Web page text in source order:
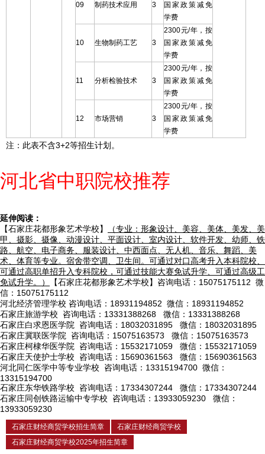
09 制药技术应用 3
国家政策减免
学费
10 生物制药工艺 3
2300元/年，按
国家政策减免
学费
11 分析检验技术 3
2300元/年，按
国家政策减免
学费
12 市场营销 3
2300元/年，按
国家政策减免
学费
注：此表不含3+2等招生计划。
河北省中职院校推荐
延伸阅读：
【石家庄花都形象艺术学校】
（专业：形象设计、美容、美体、美发、美
甲、摄影、摄像、动漫设计、平面设计、室内设计、软件开发、幼师、铁
路、航空、电子商务、服装设计、中西面点、无人机、音乐、舞蹈、美
术、体育等专业。宿舍带空调、卫生间。可通过对口高考升入本科院校、
可通过高职单招升入专科院校，可通过技能大赛免试升学、可通过高级工
免试升学。）
【石家庄花都形象艺术学校】咨询电话：15075175112 微
信：15075175112
河北经济管理学校 咨询电话：18931194852 微信：18931194852
石家庄旅游学校 咨询电话：13331388268 微信：13331388268
石家庄白求恩医学院 咨询电话：18032031895 微信：18032031895
石家庄冀联医学院 咨询电话：15075163573 微信：15075163573
石家庄柯棣华医学院 咨询电话：15532171059 微信：15532171059
石家庄天使护士学校 咨询电话：15690361563 微信：15690361563
河北同仁医学中等专业学校 咨询电话：13315194700 微信：
13315194700
石家庄东华铁路学校 咨询电话：17334307244 微信：17334307244
石家庄同创铁路运输中专学校 咨询电话：13933059230 微信：
13933059230
石家庄财经商贸学校招生简章
石家庄财经商贸学校
石家庄财经商贸学校2025年招生简章